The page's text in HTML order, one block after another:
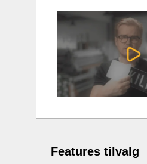
Features tilvalg